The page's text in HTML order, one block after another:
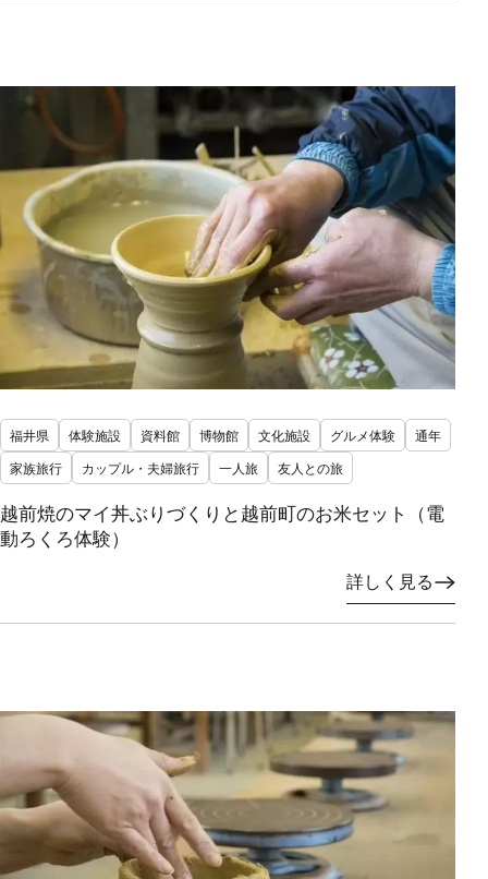
福井県 体験施設 資料館 博物館 文化施設 グルメ体験
通年
家族旅行
カップル・夫婦旅行 一人旅 友人との旅
越前焼のマイ丼ぶりづくりと越前町のお米セット（電
動ろくろ体験）
詳しく見る